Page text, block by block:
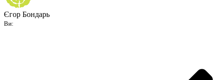
Єгор Бондарь
Ви: